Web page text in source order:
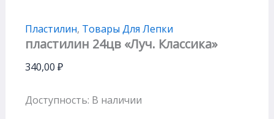
Пластилин, Товары Для Лепки
пластилин 24цв «Луч. Классика»
340,00 ₽
Доступность: В наличии